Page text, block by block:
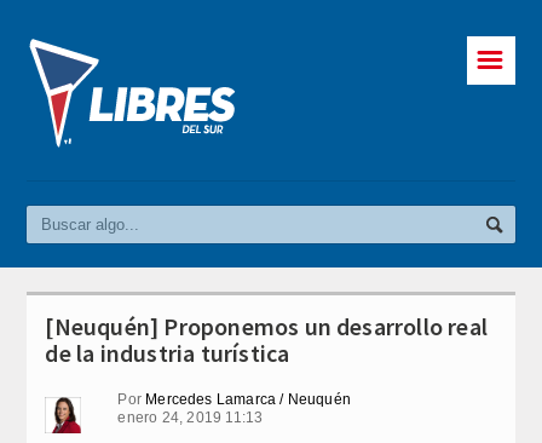
☰
[Neuquén] Proponemos un desarrollo real
de la industria turística
Por Mercedes Lamarca / Neuquén
enero 24, 2019 11:13